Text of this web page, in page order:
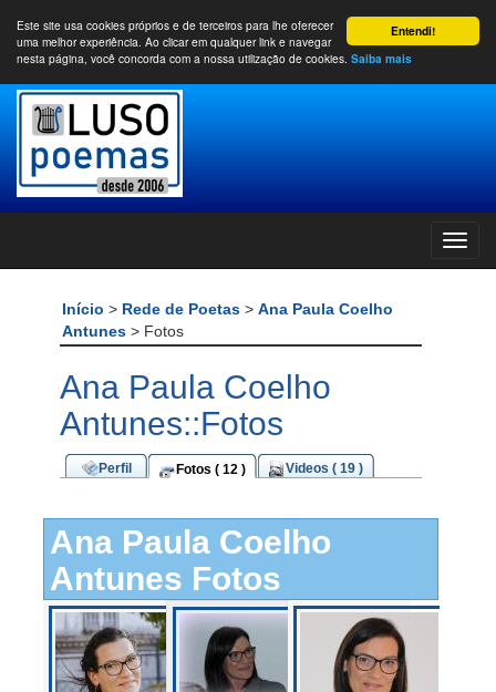
Entendi!
Este site usa cookies próprios e de terceiros para lhe oferecer
uma melhor experiência. Ao clicar em qualquer link e navegar
nesta página, você concorda com a nossa utilização de cookies. Saiba mais
Início > Rede de Poetas > Ana Paula Coelho
Antunes > Fotos
Ana Paula Coelho
Antunes::Fotos
Perfil Fotos ( 12 ) Videos ( 19 )
Ana Paula Coelho
Antunes Fotos